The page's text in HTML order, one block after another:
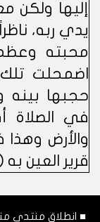
إليها ولكن
يدي ربه،
محبته
اضمحلت
حجبها بينه
في الصلاة
والأرض
قرير العين
■ انطلاق منتدى